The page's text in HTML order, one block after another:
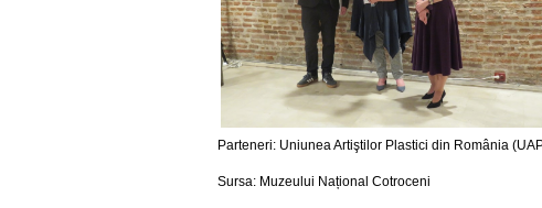
Parteneri: Uniunea Artiştilor Plastici din România
Sursa: Muzeului Național Cotroceni